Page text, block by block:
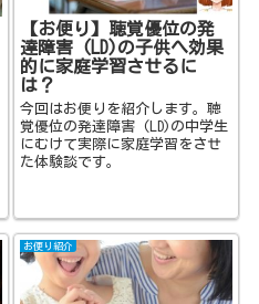
【お便り】聴覚優位の発
達障害 (LD)の子供へ効果
的に家庭学習させるに
は？
今回はお便りを紹介します。聴
覚優位の発達障害 (LD)の中学生
にむけて実際に家庭学習をさせ
た体験談です。
お便り紹介